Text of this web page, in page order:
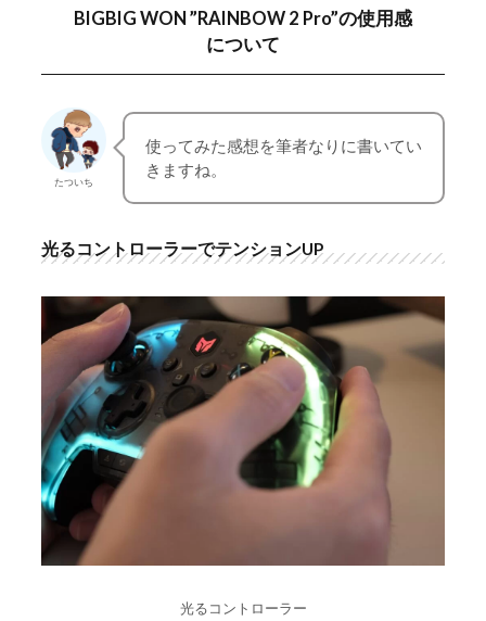
BIGBIG WON ”RAINBOW 2 Pro”の使用感
について
たついち
使ってみた感想を筆者なりに書いてい
きますね。
光るコントローラーでテンションUP
光るコントローラー